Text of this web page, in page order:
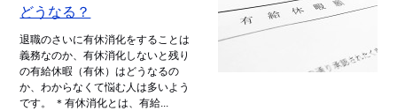
どうなる？
退職のさいに有休消化をすることは
義務なのか、有休消化しないと残り
の有給休暇（有休）はどうなるの
か、わからなくて悩む人は多いよう
です。 ＊有休消化とは、有給...